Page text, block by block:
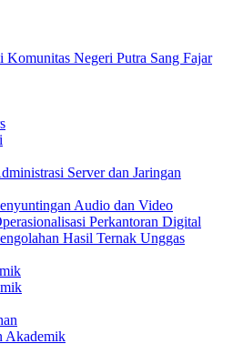
Komunitas Negeri Putra Sang Fajar
Server dan Jaringan
Audio dan Video
Perkantoran Digital
Hasil Ternak Unggas
Akademik